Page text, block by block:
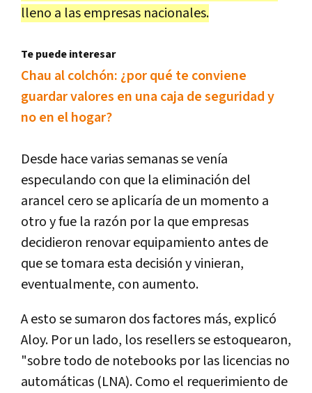
lleno a las empresas nacionales.
Te puede interesar
Chau al colchón: ¿por qué te conviene
guardar valores en una caja de seguridad y
no en el hogar?
Desde hace varias semanas se venía
especulando con que la eliminación del
arancel cero se aplicaría de un momento a
otro y fue la razón por la que empresas
decidieron renovar equipamiento antes de
que se tomara esta decisión y vinieran,
eventualmente, con aumento.
A esto se sumaron dos factores más, explicó
Aloy. Por un lado, los resellers se estoquearon,
"sobre todo de notebooks por las licencias no
automáticas (LNA). Como el requerimiento de